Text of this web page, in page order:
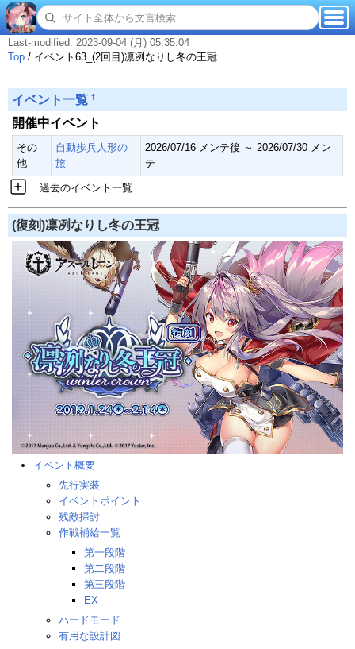
Last-modified: 2023-09-04 (月) 05:35:04
Top / イベント63_(2回目)凛冽なりし冬の王冠
イベント一覧 †
開催中イベント
その
他
自動歩兵人形の
旅
2026/07/16 メンテ後 ～ 2026/07/30 メン
テ
過去のイベント一覧
(復刻)凛冽なりし冬の王冠
イベント概要
先行実装
イベントポイント
残敵掃討
作戦補給一覧
第一段階
第二段階
第三段階
EX
ハードモード
有用な設計図